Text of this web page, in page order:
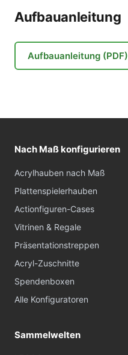
Aufbauanleitung
Aufbauanleitung (PDF)
Nach Maß konfigurieren
Acrylhauben nach Maß
Plattenspielerhauben
Actionfiguren-Cases
Vitrinen & Regale
Präsentationstreppen
Acryl-Zuschnitte
Spendenboxen
Alle Konfiguratoren
Sammelwelten